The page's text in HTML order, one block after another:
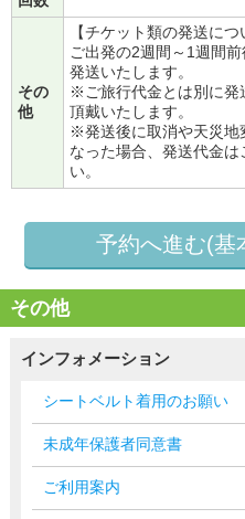
その
他
【チケット類の発送につ
ご出発の2週間～1週間
発送いたします。
※ご旅行代金とは別に発
頂戴いたします。
※発送後に取消や天災地
なった場合、発送代金
い。
予約へ進む(基
その他
インフォメーション
シートベルト着用のお願い
未成年保護者同意書
ご利用案内